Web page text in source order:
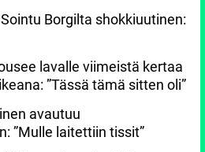
Borgilta shokkiuutinen:
lavalle viimeistä kertaa
”Tässä tämä sitten oli”
avautuu
”Mulle laitettiin tissit”